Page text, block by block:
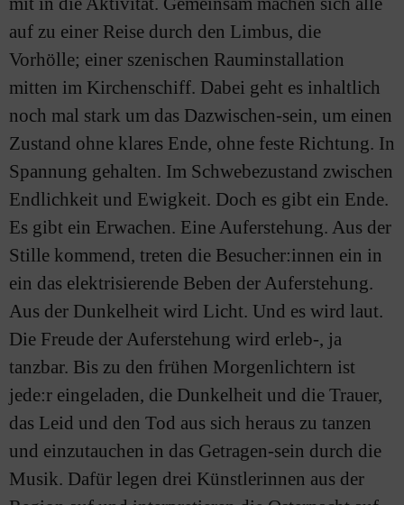
auf zu einer Reise durch den Limbus, die
Vorhölle; einer szenischen Rauminstallation
mitten im Kirchenschiff. Dabei geht es inhaltlich
noch mal stark um das Dazwischen-sein, um einen
Zustand ohne klares Ende, ohne feste Richtung. In
Spannung gehalten. Im Schwebezustand zwischen
Endlichkeit und Ewigkeit. Doch es gibt ein Ende.
Es gibt ein Erwachen. Eine Auferstehung. Aus der
Stille kommend, treten die Besucher:innen ein in
ein das elektrisierende Beben der Auferstehung.
Aus der Dunkelheit wird Licht. Und es wird laut.
Die Freude der Auferstehung wird erleb-, ja
tanzbar. Bis zu den frühen Morgenlichtern ist
jede:r eingeladen, die Dunkelheit und die Trauer,
das Leid und den Tod aus sich heraus zu tanzen
und einzutauchen in das Getragen-sein durch die
Musik. Dafür legen drei Künstlerinnen aus der